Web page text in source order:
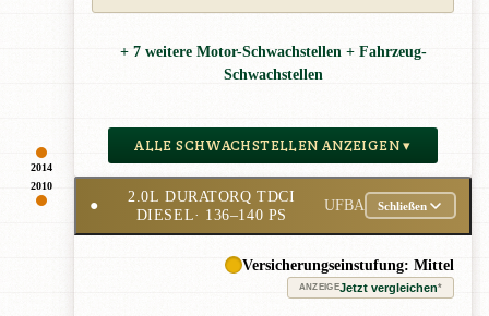
2014
+ 7 weitere Motor-Schwachstellen + Fahrzeug-
Schwachstellen
ALLE SCHWACHSTELLEN ANZEIGEN ▾
2010
●
2.0L DURATORQ TDCI
DIESEL· 136–140 PS
UFBA Schließen
Versicherungseinstufung: Mittel
ANZEIGEJetzt vergleichen*